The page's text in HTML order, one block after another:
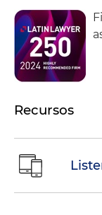
Recursos